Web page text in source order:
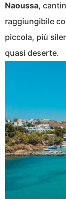
Naoussa,
raggiungibile
piccola, più
quasi deserte.